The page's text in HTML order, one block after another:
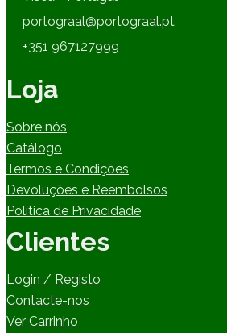
portograal@portograal.pt
+351 967127999
Loja
Sobre nós
Catálogo
Termos e Condições
Devoluções e Reembolsos
Política de Privacidade
Clientes
Login / Registo
Contacte-nos
Ver Carrinho